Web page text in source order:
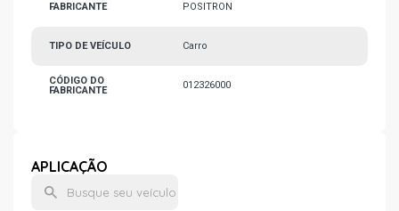
FABRICANTE POSITRON
TIPO DE VEÍCULO Carro
CÓDIGO DO
FABRICANTE
012326000
APLICAÇÃO